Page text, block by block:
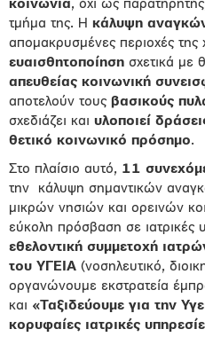
κοινωνία, όχι ως
τμήμα της. Η κάλυψη αναγκών
απομακρυσμένες περιοχές
ευαισθητοποίηση σχετικά με
απευθείας κοινωνική
αποτελούν τους βασικούς
σχεδιάζει και υλοποιεί
θετικό κοινωνικό πρόσημο.
Στο πλαίσιο αυτό, 11
την κάλυψη σημαντικών
μικρών νησιών και ορεινών
εύκολη πρόσβαση σε ιατρικές
εθελοντική συμμετοχή
του ΥΓΕΙΑ (νοσηλευτικό,
οργανώνουμε εκστρατεία
και «Ταξιδεύουμε για την
κορυφαίες ιατρικές